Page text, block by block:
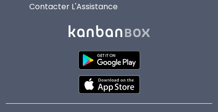
Contacter L'Assistance